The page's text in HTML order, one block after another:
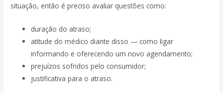
situação, então é preciso avaliar questões como:
duração do atraso;
atitude do médico diante disso — como ligar
informando e oferecendo um novo agendamento;
prejuízos sofridos pelo consumidor;
justificativa para o atraso.